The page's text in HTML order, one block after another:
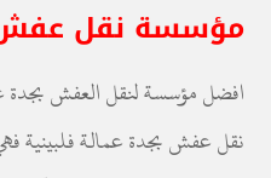
مؤسسة نقل
افضل مؤسسة لنقل العفش
نقل عفش بجدة عمالة فلبينية